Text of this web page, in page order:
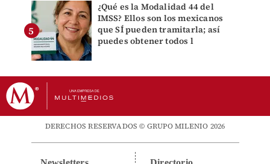
¿Qué es la Modalidad 44 del
IMSS? Ellos son los mexicanos
que SÍ pueden tramitarla; así
puedes obtener todos l
DERECHOS RESERVADOS © GRUPO MILENIO 2026